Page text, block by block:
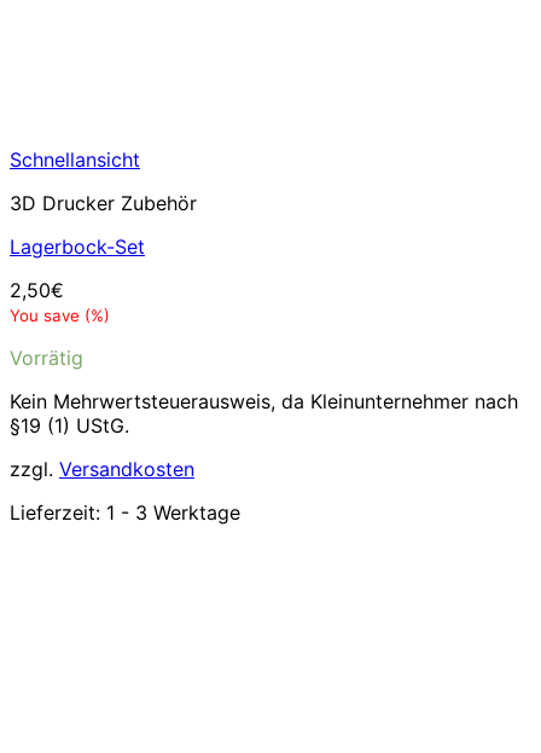
Schnellansicht
3D Drucker Zubehör
Lagerbock-Set
2,50€
You save (%)
Vorrätig
Kein Mehrwertsteuerausweis, da Kleinunternehmer nach
§19 (1) UStG.
zzgl. Versandkosten
Lieferzeit: 1 - 3 Werktage